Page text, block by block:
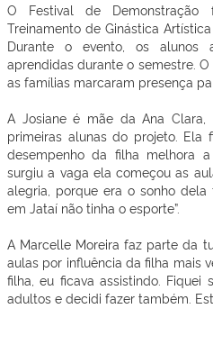
O Festival de
Treinamento de Ginástica
Durante o evento, os alunos
aprendidas durante o semestre.
as famílias marcaram presença
A Josiane é mãe da Ana
primeiras alunas do projeto.
desempenho da filha melhora a
surgiu a vaga ela começou as
alegria, porque era o sonho
em Jataí não tinha o esporte”.
A Marcelle Moreira faz parte da
aulas por influência da filha mais
filha, eu ficava assistindo.
adultos e decidi fazer também.